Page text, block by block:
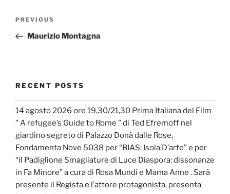
Previous
Post
PREVIOUS
Maurizio Montagna
RECENT POSTS
14 agosto 2026 ore 19,30/21,30 Prima Italiana del Film
” A refugee’s Guide to Rome ” di Ted Efremoff nel
giardino segreto di Palazzo Donà dalle Rose,
Fondamenta Nove 5038 per “BIAS: Isola D’arte” e per
“il Padiglione Smagliature di Luce Diaspora: dissonanze
in Fa Minore” a cura di Rosa Mundi e Mama Anne . Sarà
presente il Regista e l’attore protagonista, presenta